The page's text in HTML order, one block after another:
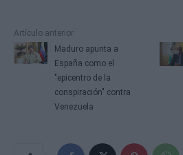
Artículo anterior
Maduro apunta a
España como el
"epicentro de la
conspiración" contra
Venezuela